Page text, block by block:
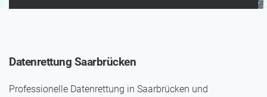
Datenrettung Saarbrücken
Professionelle Datenrettung in Saarbrücken und